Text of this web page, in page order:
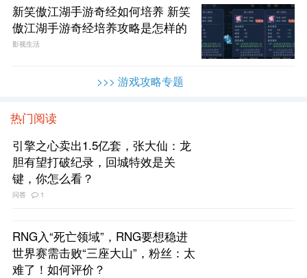
新笑傲江湖手游奇经如何培养 新笑
傲江湖手游奇经培养攻略是怎样的
影视生活
>>> 游戏攻略专题
热门阅读
引擎之心卖出1.5亿套，张大仙：龙
胆有望打破纪录，回城特效是关
键，你怎么看？
问答 1
RNG入“死亡领域”，RNG要想稳进
世界赛需击败“三座大山”，粉丝：太
难了！如何评价？